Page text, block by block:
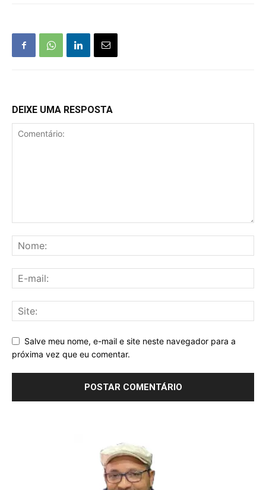
DEIXE UMA RESPOSTA
Salve meu nome, e-mail e site neste navegador para a
próxima vez que eu comentar.